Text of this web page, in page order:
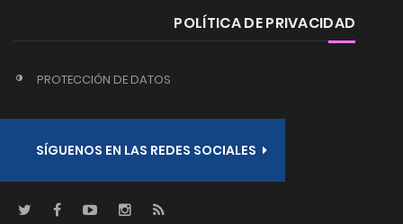
POLÍTICA DE PRIVACIDAD
PROTECCIÓN DE DATOS
SÍGUENOS EN LAS REDES SOCIALES